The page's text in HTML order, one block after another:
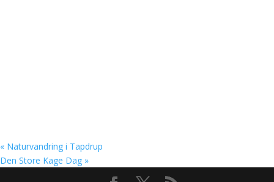
« Naturvandring i Tapdrup
Den Store Kage Dag »